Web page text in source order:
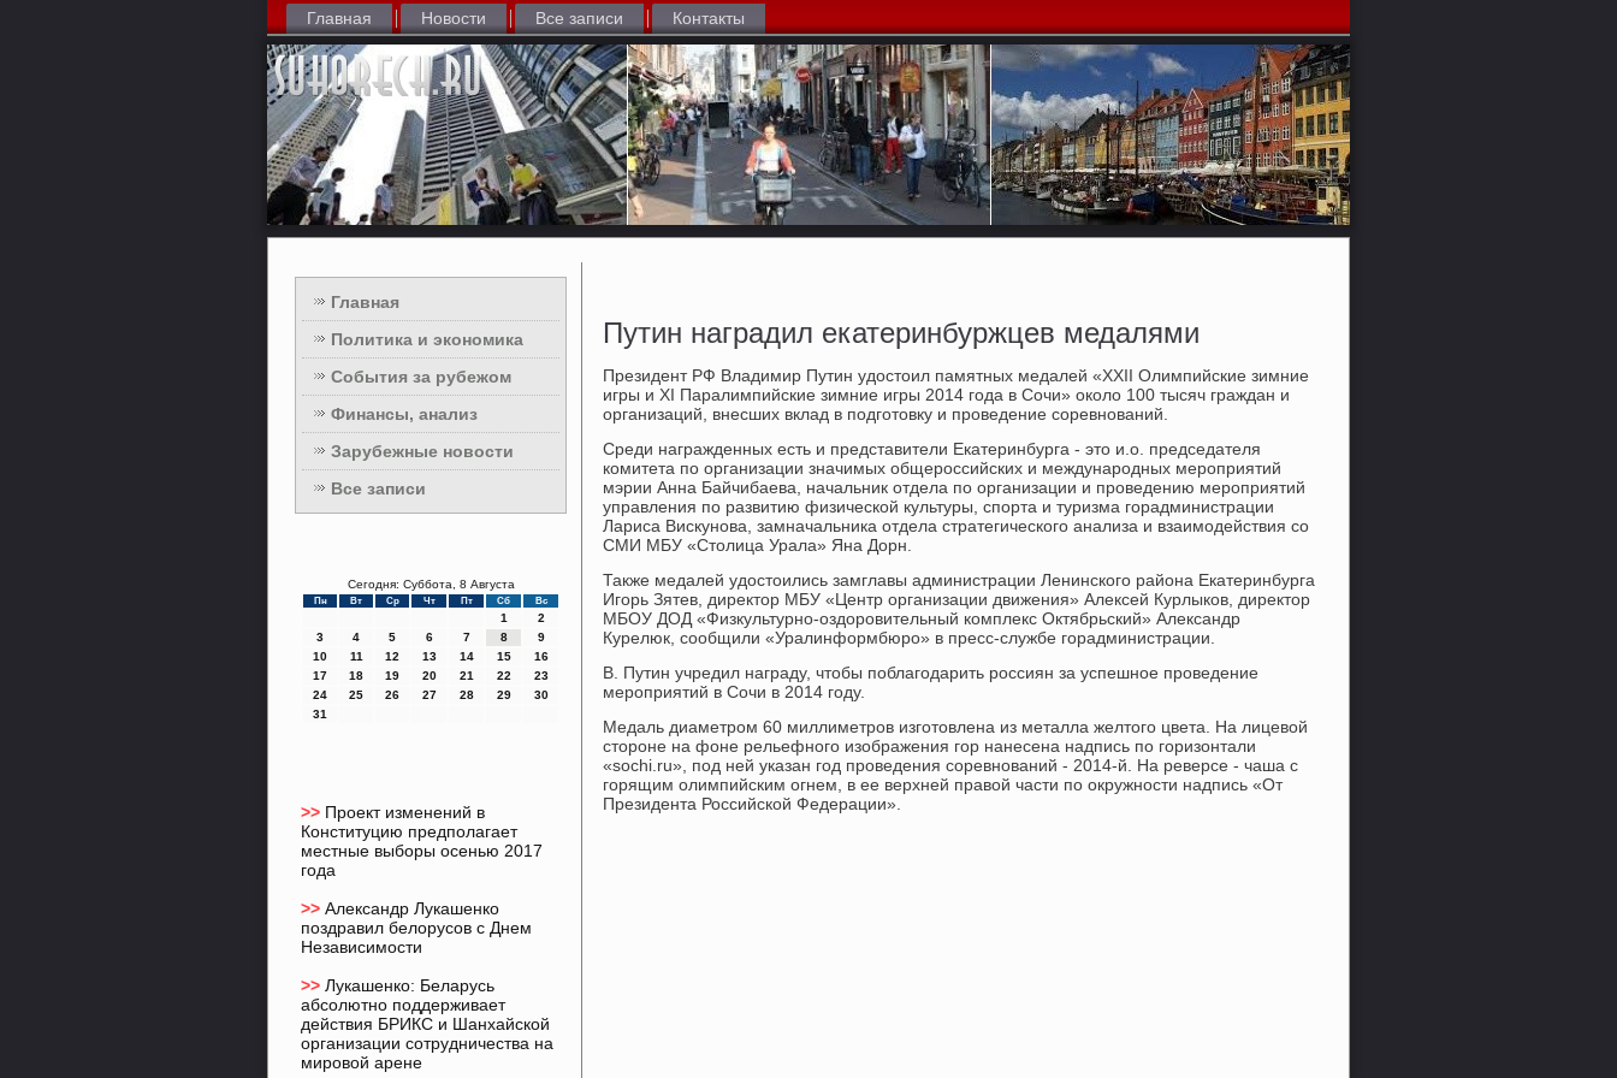
Главная Новости Все записи Контакты
Главная
Политика и экономика
События за рубежом
Финансы, анализ
Зарубежные новости
Все записи
Сегодня: Суббота, 8 Августа
Пн Вт Ср Чт Пт Сб Вс
1
2
3
4 5 6 7 8
9
10
11 12 13 14 15
16
17
18 19 20 21 22
23
24
25 26 27 28 29
30
31
>> Проект изменений в
Конституцию предполагает
местные выборы осенью 2017
года
>> Александр Лукашенко
поздравил белорусов с Днем
Независимости
>> Лукашенко: Беларусь
абсолютно поддерживает
действия БРИКС и Шанхайской
организации сотрудничества на
мировой арене
Путин наградил екатеринбуржцев медалями
Президент РФ Владимир Путин удостоил памятных медалей «XXII Олимпийские зимние
игры и XI Паралимпийские зимние игры 2014 года в Сочи» около 100 тысяч граждан и
организаций, внесших вклад в подготовку и проведение соревнований.
Среди награжденных есть и представители Екатеринбурга - это и.о. председателя
комитета по организации значимых общероссийских и международных мероприятий
мэрии Анна Байчибаева, начальник отдела по организации и проведению мероприятий
управления по развитию физической культуры, спорта и туризма горадминистрации
Лариса Вискунова, замначальника отдела стратегического анализа и взаимодействия со
СМИ МБУ «Столица Урала» Яна Дорн.
Также медалей удостоились замглавы администрации Ленинского района Екатеринбурга
Игорь Зятев, директор МБУ «Центр организации движения» Алексей Курлыков, директор
МБОУ ДОД «Физкультурно-оздоровительный комплекс Октябрьский» Александр
Курелюк, сообщили «Уралинформбюро» в пресс-службе горадминистрации.
В. Путин учредил награду, чтобы поблагодарить россиян за успешное проведение
мероприятий в Сочи в 2014 году.
Медаль диаметром 60 миллиметров изготовлена из металла желтого цвета. На лицевой
стороне на фоне рельефного изображения гор нанесена надпись по горизонтали
«sochi.ru», под ней указан год проведения соревнований - 2014-й. На реверсе - чаша с
горящим олимпийским огнем, в ее верхней правой части по окружности надпись «От
Президента Российской Федерации».